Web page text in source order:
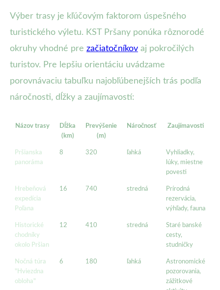
Výber trasy je kľúčovým faktorom úspešného
turistického výletu. KST Pršany ponúka rôznorodé
okruhy vhodné pre začiatočníkov aj pokročilých
turistov. Pre lepšiu orientáciu uvádzame
porovnávaciu tabuľku najobľúbenejších trás podľa
náročnosti, dĺžky a zaujímavostí:
Názov trasy
Dĺžka
(km)
Prevýšenie
(m)
Náročnosť Zaujímavosti
Pršianska
panoráma
8 320 ľahká
Vyhliadky,
lúky, miestne
povesti
Hrebeňová
expedícia
Poľana
16 740 stredná
Prírodná
rezervácia,
výhľady, fauna
Historické
chodníky
okolo Pršian
12 410 stredná
Staré banské
cesty,
studničky
Nočná túra
"Hviezdna
obloha"
6 180 ľahká
Astronomické
pozorovania,
zážitkové